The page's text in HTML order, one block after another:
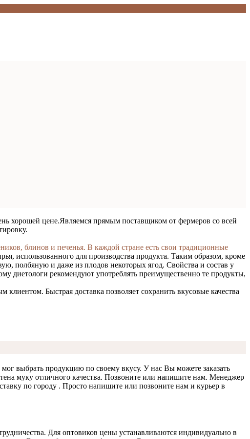
хорошей цене.Являемся прямым поставщиком от фермеров со всей
блинов и печенья. В каждой стране есть свои традиционные
использованного для производства продукта. Таким образом, кроме
полбяную и даже из плодов некоторых ягод. Свойства и состав у
диетологи рекомендуют употреблять преимущественно те продукты,
Быстрая доставка позволяет сохранить вкусовые качества
выбрать продукцию по своему вкусу. У нас Вы можете заказать
муку отличного качества. Позвоните или напишите нам. Менеджер
по городу . Просто напишите или позвоните нам и курьер в
Для оптовиков цены устанавливаются индивидуально в